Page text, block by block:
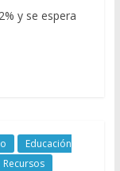
y se espera
Educación
Recursos